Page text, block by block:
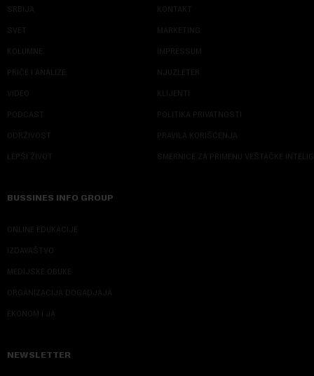
SRBIJA
SVET
KOLUMNE
PRIČE I ANALIZE
VIDEO
PODCAST
ODRŽIVOST
LEPŠI ŽIVOT
KONTAKT
MARKETING
IMPRESSUM
NJUZLETER
KLIJENTI
POLITIKA PRIVATNOSTI
PRAVILA KORIŠĆENJA
SMERNICE ZA PRIMENU VEŠTAČKE
BUSSINES INFO GROUP
ONLINE EDUKACIJE
IZDAVAŠTVO
MEDIJSKE OBUKE
ORGANIZACIJA DOGADJAJA
EKONOM I JA
NEWSLETTER